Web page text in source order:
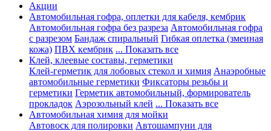
Акции
Автомобильная гофра, оплетки для кабеля, кембрик
Автомобильная гофра без разреза Автомобильная гофра
с разрезом Бандаж спиральный Гибкая оплетка (змеиная
кожа) ПВХ кембрик ... Показать все
Клей, клеевые составы, герметики
Клей-герметик для лобовых стекол и химия Анаэробные
автомобильные герметики Фиксаторы резьбы и
герметики Герметик автомобильный, формирователь
прокладок Аэрозольный клей ... Показать все
Автомобильная химия для мойки
Автовоск для полировки Автошампуни для